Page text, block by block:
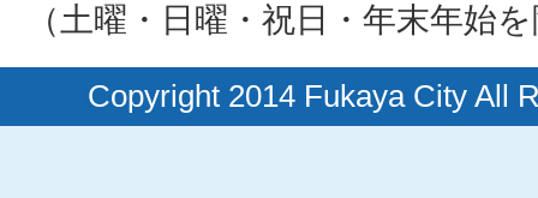
（土曜・日曜・祝日・年末年始
Copyright 2014 Fukaya City All